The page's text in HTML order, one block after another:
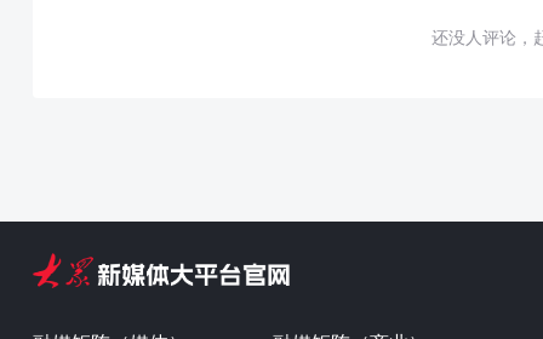
还没人评论，